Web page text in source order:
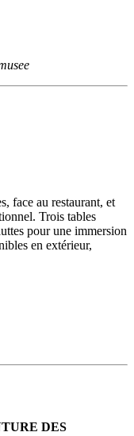
face au restaurant, et
Trois tables
pour une immersion
en extérieur,
DES